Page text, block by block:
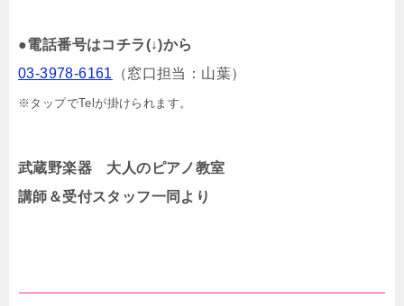
●電話番号はコチラ(↓)から
03-3978-6161
（窓口担当：山葉）
※タップでTelが掛けられます。
武蔵野楽器 大人のピアノ教室
講師＆受付スタッフ一同より